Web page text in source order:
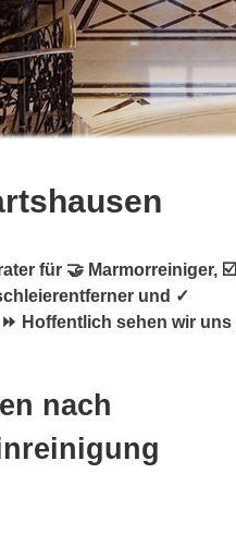
für 🤝 Marmorreiniger, ☑️
und ✓
Hoffentlich sehen wir uns
nach